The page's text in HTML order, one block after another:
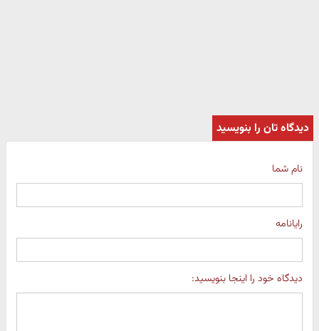
دیدگاه تان را بنویسید
نام شما
رایانامه
دیدگاه خود را اینجا بنویسید: